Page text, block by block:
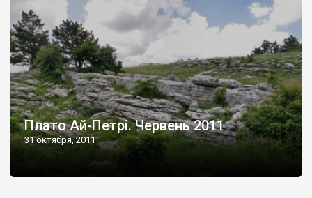
Плато Ай-Петрі. Червень 2011
31 октября, 2011